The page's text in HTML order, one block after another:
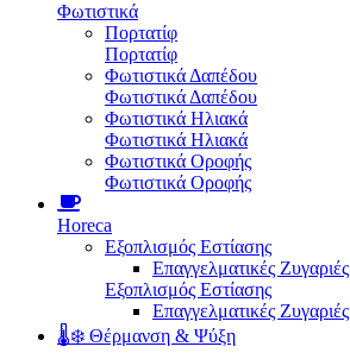
Φωτιστικά
Πορτατίφ
Πορτατίφ
Φωτιστικά Δαπέδου
Φωτιστικά Δαπέδου
Φωτιστικά Ηλιακά
Φωτιστικά Ηλιακά
Φωτιστικά Οροφής
Φωτιστικά Οροφής
Horeca
Εξοπλισμός Εστίασης
Επαγγελματικές Ζυγαριές
Εξοπλισμός Εστίασης
Επαγγελματικές Ζυγαριές
🌡️❄️ Θέρμανση & Ψύξη